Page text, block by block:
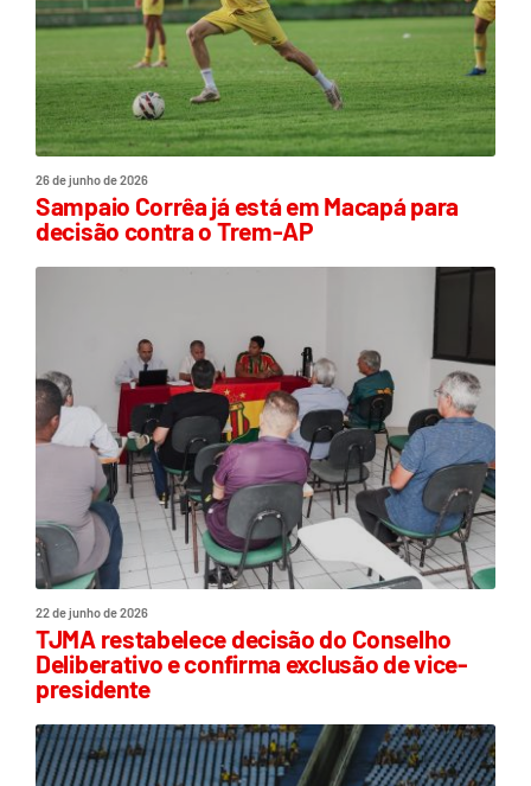
26 de junho de 2026
Sampaio Corrêa já está em Macapá para
decisão contra o Trem-AP
22 de junho de 2026
TJMA restabelece decisão do Conselho
Deliberativo e confirma exclusão de vice-
presidente